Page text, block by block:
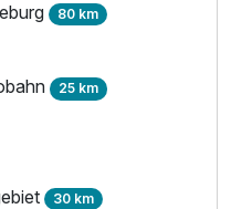
80 km
25 km
30 km